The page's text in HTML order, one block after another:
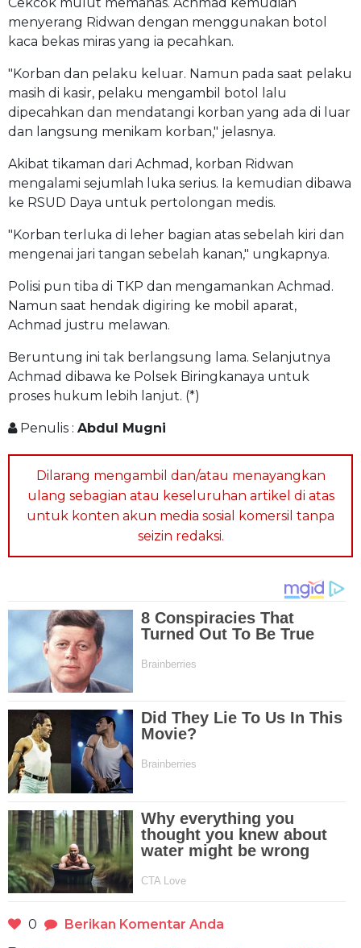
menyerang Ridwan dengan menggunakan botol
kaca bekas miras yang ia pecahkan.
"Korban dan pelaku keluar. Namun pada saat pelaku
masih di kasir, pelaku mengambil botol lalu
dipecahkan dan mendatangi korban yang ada di luar
dan langsung menikam korban," jelasnya.
Akibat tikaman dari Achmad, korban Ridwan
mengalami sejumlah luka serius. Ia kemudian dibawa
ke RSUD Daya untuk pertolongan medis.
"Korban terluka di leher bagian atas sebelah kiri dan
mengenai jari tangan sebelah kanan," ungkapnya.
Polisi pun tiba di TKP dan mengamankan Achmad.
Namun saat hendak digiring ke mobil aparat,
Achmad justru melawan.
Beruntung ini tak berlangsung lama. Selanjutnya
Achmad dibawa ke Polsek Biringkanaya untuk
proses hukum lebih lanjut. (*)
Penulis : Abdul Mugni
Dilarang mengambil dan/atau menayangkan
ulang sebagian atau keseluruhan artikel di atas
untuk konten akun media sosial komersil tanpa
seizin redaksi.
0 Berikan Komentar Anda